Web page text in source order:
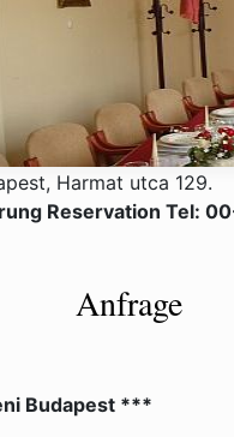
Harmat utca 129.
Reservation Tel:
Anfrage
Budapest ***